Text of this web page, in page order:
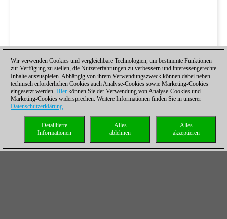
Wir verwenden Cookies und vergleichbare Technologien, um bestimmte Funktionen
zur Verfügung zu stellen, die Nutzererfahrungen zu verbessern und interessengerechte
Inhalte auszuspielen. Abhängig von ihrem Verwendungszweck können dabei neben
technisch erforderlichen Cookies auch Analyse-Cookies sowie Marketing-Cookies
eingesetzt werden. Hier können Sie der Verwendung von Analyse-Cookies und
Marketing-Cookies widersprechen. Weitere Informationen finden Sie in unserer
Datenschutzerklärung.
Alles
akzeptieren
Alles
ablehnen
Detaillierte
Informationen